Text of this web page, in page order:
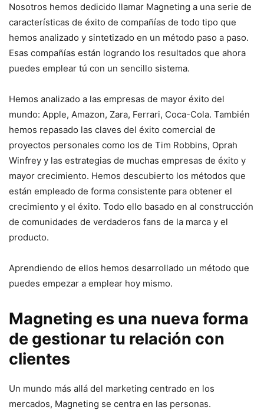
Nosotros hemos dedicido llamar Magneting a una serie de
características de éxito de compañías de todo tipo que
hemos analizado y sintetizado en un método paso a paso.
Esas compañías están logrando los resultados que ahora
puedes emplear tú con un sencillo sistema.
Hemos analizado a las empresas de mayor éxito del
mundo: Apple, Amazon, Zara, Ferrari, Coca-Cola. También
hemos repasado las claves del éxito comercial de
proyectos personales como los de Tim Robbins, Oprah
Winfrey y las estrategias de muchas empresas de éxito y
mayor crecimiento. Hemos descubierto los métodos que
están empleado de forma consistente para obtener el
crecimiento y el éxito. Todo ello basado en al construcción
de comunidades de verdaderos fans de la marca y el
producto.
Aprendiendo de ellos hemos desarrollado un método que
puedes empezar a emplear hoy mismo.
Magneting es una nueva forma
de gestionar tu relación con
clientes
Un mundo más allá del marketing centrado en los
mercados, Magneting se centra en las personas.